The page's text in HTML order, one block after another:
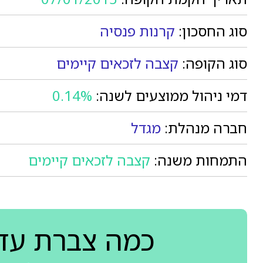
סוג החסכון: קרנות פנסיה
סוג הקופה: קצבה לזכאים קיימים
דמי ניהול ממוצעים לשנה: 0.14%
חברה מנהלת: מגדל
התמחות משנה: קצבה לזכאים קיימים
כמה צברת